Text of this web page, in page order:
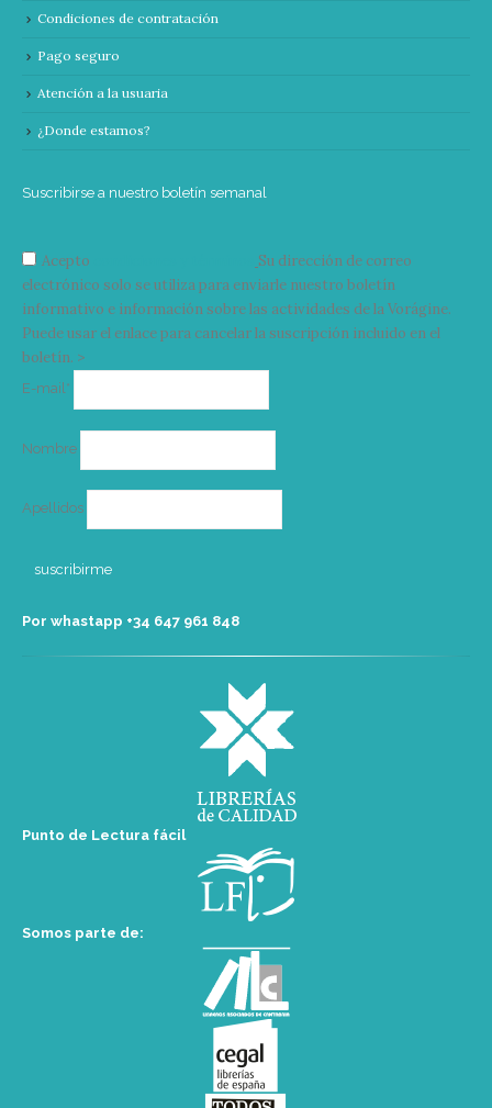
Condiciones de contratación
Pago seguro
Atención a la usuaria
¿Donde estamos?
Suscribirse a nuestro boletín semanal
Acepto
Su dirección de correo
electrónico solo se utiliza para enviarle nuestro boletín
informativo e información sobre las actividades de la Vorágine.
Puede usar el enlace para cancelar la suscripción incluido en el
boletín. >
E-mail*
Nombre
Apellidos
Por whastapp +34 ‭647 961 848‬
Punto de Lectura fácil
Somos parte de: